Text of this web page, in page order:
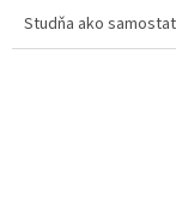
Studňa ako